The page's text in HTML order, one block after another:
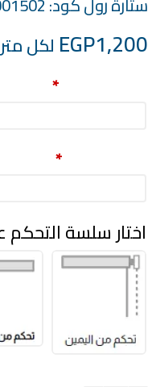
EGP1,200 لكل
*
*
اختار سلسة